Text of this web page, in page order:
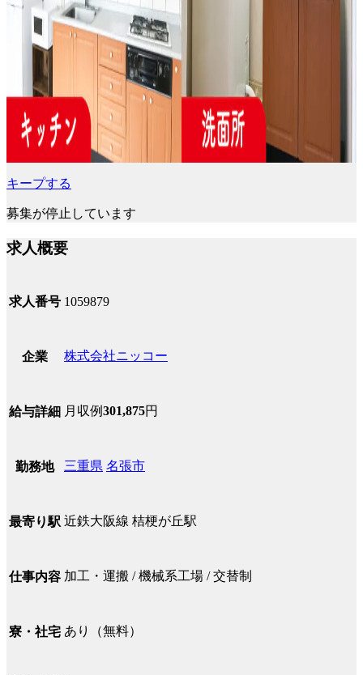
キープする
募集が停止しています
求人概要
求人番号 1059879
企業 株式会社ニッコー
給与詳細 月収例301,875円
勤務地 三重県 名張市
最寄り駅 近鉄大阪線 桔梗が丘駅
仕事内容 加工・運搬 / 機械系工場 / 交替制
寮・社宅 あり（無料）